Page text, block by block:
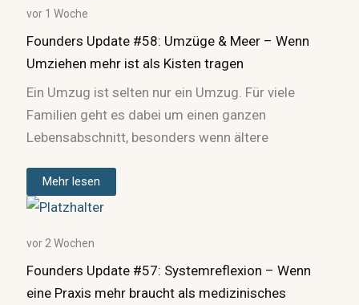
vor 1 Woche
Founders Update #58: Umzüge & Meer – Wenn
Umziehen mehr ist als Kisten tragen
Ein Umzug ist selten nur ein Umzug. Für viele
Familien geht es dabei um einen ganzen
Lebensabschnitt, besonders wenn ältere
Mehr lesen
vor 2 Wochen
Founders Update #57: Systemreflexion – Wenn
eine Praxis mehr braucht als medizinisches